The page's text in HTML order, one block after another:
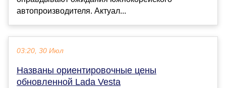
автопроизводителя. Актуал...
03:20, 30 Июл
Названы ориентировочные цены
обновленной Lada Vesta